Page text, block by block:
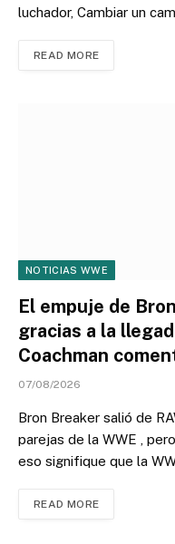
luchador, Cambiar un
READ MORE
NOTICIAS WWE
El empuje de
gracias a la
Coachman
07/08/2026
Bron Breaker salió de
parejas de la WWE ,
eso signifique que la
READ MORE